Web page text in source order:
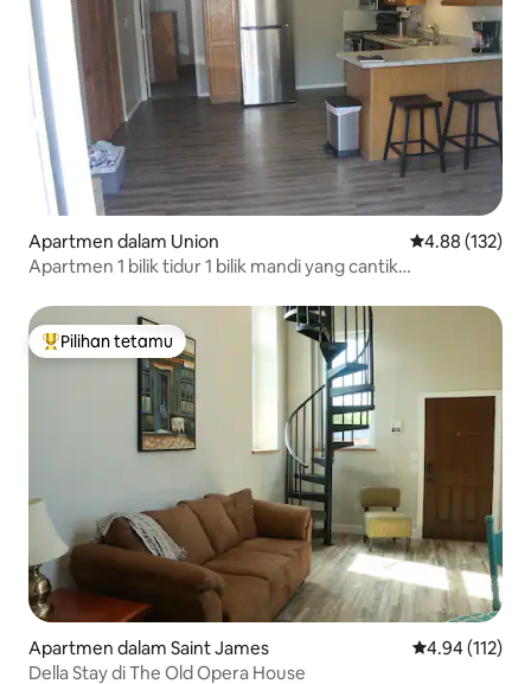
Apartmen dalam Union Penarafan
4.88 (132)
Apartmen 1 bilik tidur 1 bilik mandi yang cantik
Pilihan utama tetamu
Pilihan tetamu
Apartmen dalam Saint James Penarafan
4.94 (112)
Della Stay di The Old Opera House